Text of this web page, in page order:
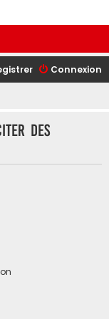
Connexion
des